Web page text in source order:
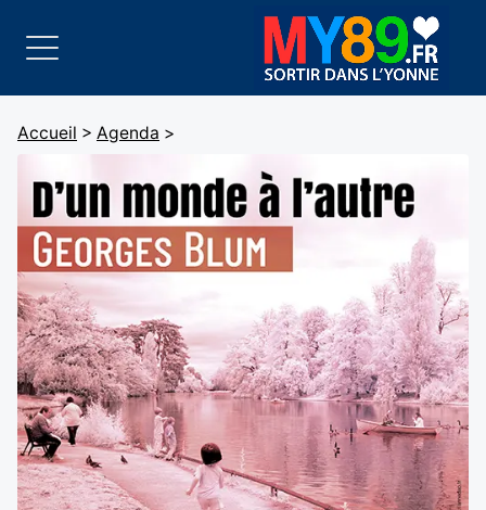
Accueil > Agenda >